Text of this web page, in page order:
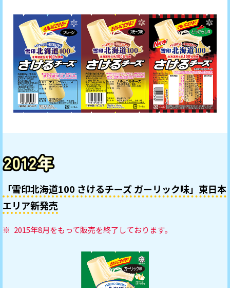
「雪印北海道100 さけるチーズ ガーリック味」 東日本
エリア新発売
2015年8月をもって販売を終了しております。